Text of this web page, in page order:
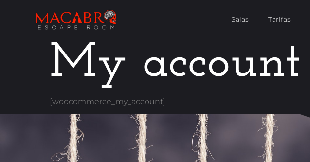
Salas Tarifas
My account
[woocommerce_my_account]